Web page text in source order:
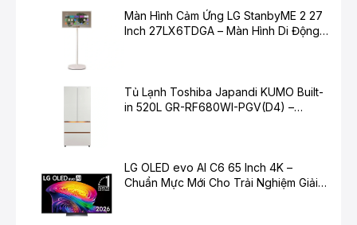
Tiên phong trong công nghệ chấm lượng tử
TCL vẫn đi đầu trong đổi mới, đầu tư mạnh vào công
Màn Hình Cảm Ứng LG StanbyME 2 27
Inch 27LX6TDGA – Màn Hình Di Động
Tủ Lạnh Toshiba Japandi KUMO Built-
in 520L GR-RF680WI-PGV(D4) –
LG OLED evo AI C6 65 Inch 4K –
Chuẩn Mực Mới Cho Trải Nghiệm Giải